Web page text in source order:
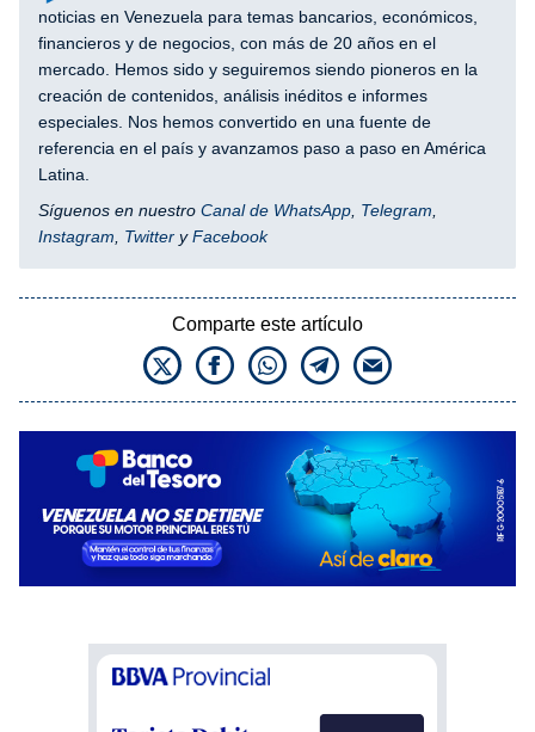
noticias en Venezuela para temas bancarios, económicos,
financieros y de negocios, con más de 20 años en el
mercado. Hemos sido y seguiremos siendo pioneros en la
creación de contenidos, análisis inéditos e informes
especiales. Nos hemos convertido en una fuente de
referencia en el país y avanzamos paso a paso en América
Latina.
Síguenos en nuestro Canal de WhatsApp Telegram
Instagram
Twitter yFacebook
Comparte este artículo